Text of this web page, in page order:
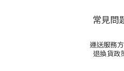
常見問
運送服務
退換貨政